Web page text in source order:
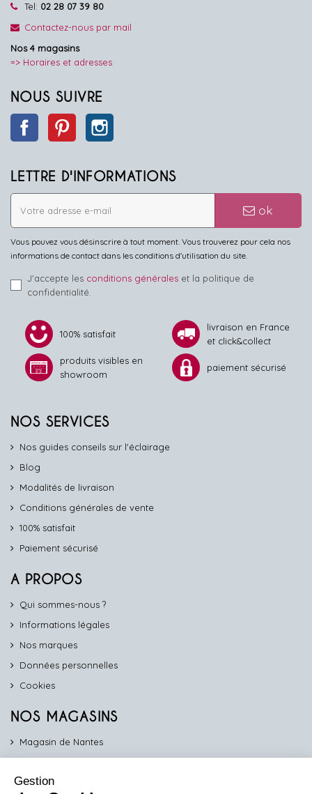
Tel: 02 28 07 39 80
Contactez-nous par mail
Nos 4 magasins
=> Horaires et adresses
NOUS SUIVRE
Facebook Pinterest
LETTRE D'INFORMATIONS
ok
Vous pouvez vous désinscrire à tout moment. Vous trouverez pour cela nos
informations de contact dans les conditions d'utilisation du site.
J'accepte les conditions générales et la politique de
confidentialité.
100% satisfait
livraison en France
et click&collect
produits visibles en
showroom
paiement sécurisé
NOS SERVICES
Nos guides conseils sur l'éclairage
Blog
Modalités de livraison
Conditions générales de vente
100% satisfait
Paiement sécurisé
A PROPOS
Qui sommes-nous ?
Informations légales
Nos marques
Données personnelles
Cookies
NOS MAGASINS
Magasin de Nantes
Magasin de Vannes
Gestion